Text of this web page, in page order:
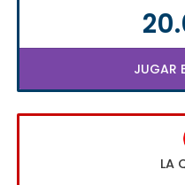
JUGAR
LA